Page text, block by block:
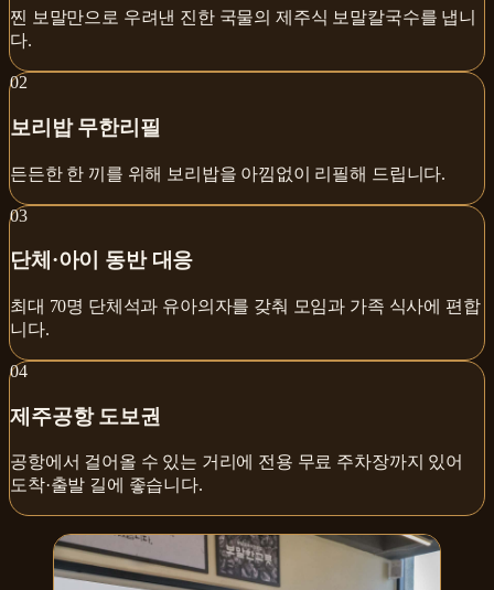
찐 보말만으로 우려낸 진한 국물의 제주식 보말칼국수를 냅니
다.
02
보리밥 무한리필
든든한 한 끼를 위해 보리밥을 아낌없이 리필해 드립니다.
03
단체·아이 동반 대응
최대 70명 단체석과 유아의자를 갖춰 모임과 가족 식사에 편합
니다.
04
제주공항 도보권
공항에서 걸어올 수 있는 거리에 전용 무료 주차장까지 있어
도착·출발 길에 좋습니다.